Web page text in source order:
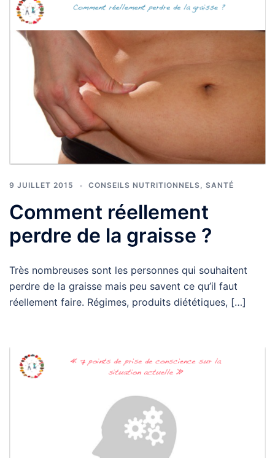
9 JUILLET 2015 CONSEILS NUTRITIONNELS, SANTÉ
Comment réellement
perdre de la graisse ?
Très nombreuses sont les personnes qui souhaitent
perdre de la graisse mais peu savent ce qu’il faut
réellement faire. Régimes, produits diététiques, […]